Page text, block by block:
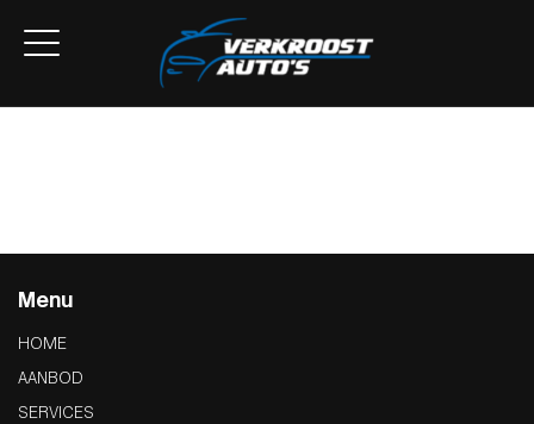
Aanbod
Over ons
Menu
HOME
AANBOD
SERVICES